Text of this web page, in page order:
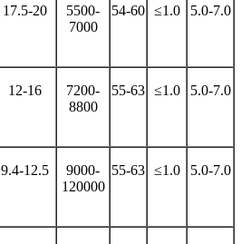
17.5-20
5500-
7000
54-60 ≤1.0 5.0-7.0
12-16
7200-
8800
55-63 ≤1.0 5.0-7.0
9.4-12.5
9000-
120000
55-63 ≤1.0 5.0-7.0